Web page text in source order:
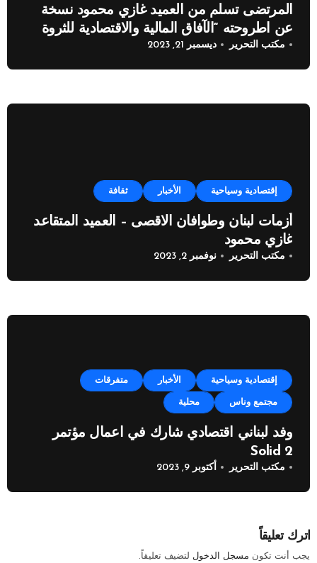
المرتضى تسلم من العميد غازي محمود نسخة
عن اطروحته “الآفاق المالية والاقتصادية للثروة
النفطية”
مكتب التحرير ديسمبر 21, 2023
إقتصادية وسياحية الأخبار ثقافة
أزمات لبنان وطوافان الاقصى – العميد المتقاعد
غازي محمود
مكتب التحرير نوفمبر 2, 2023
إقتصادية وسياحية الأخبار متفرقات
مجتمع وناس محلية
وفد لبناني اقتصادي شارك في اعمال مؤتمر
Solid 2
مكتب التحرير أكتوبر 9, 2023
اترك تعليقاً
يجب أنت تكون مسجل الدخول لتضيف تعليقاً.